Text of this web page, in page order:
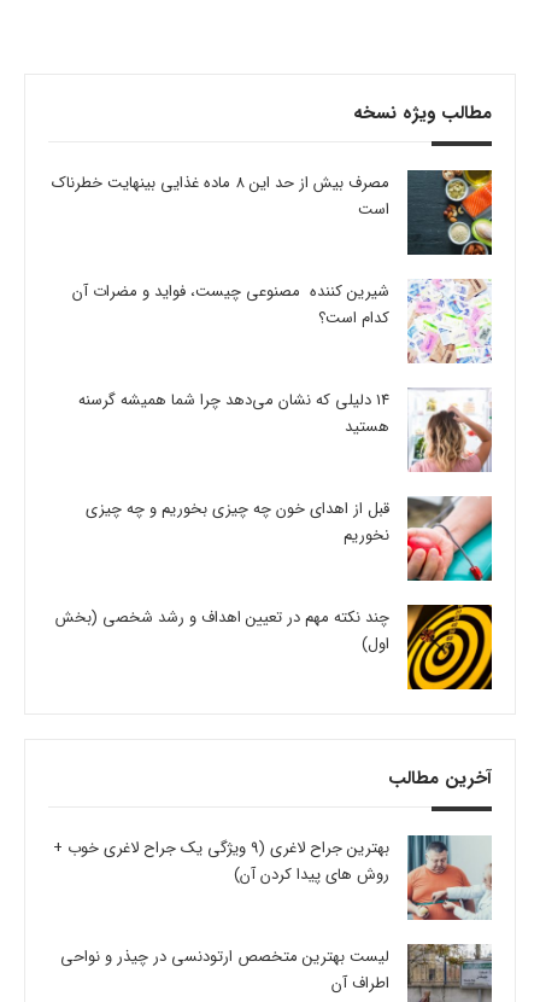
مطالب ویژه نسخه
مصرف بیش از حد این 8 ماده غذایی بینهایت خطرناک
است
شیرین کننده مصنوعی چیست، فواید و مضرات آن
کدام است؟
14 دلیلی که نشان می‌دهد چرا شما همیشه گرسنه
هستید
قبل از اهدای خون چه چیزی بخوریم و چه چیزی
نخوریم
چند نکته مهم در تعیین اهداف و رشد شخصی (بخش
اول)
آخرین مطالب
بهترین جراح لاغری (9 ویژگی یک جراح لاغری خوب +
روش های پیدا کردن آن)
لیست بهترین متخصص ارتودنسی در چیذر و نواحی
اطراف آن